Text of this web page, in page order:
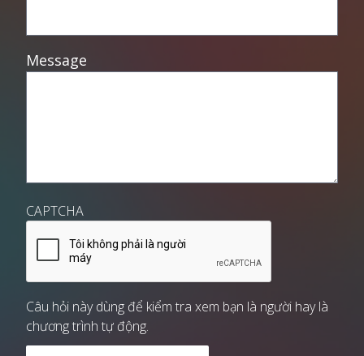
Message
CAPTCHA
Câu hỏi này dùng để kiểm tra xem bạn là người hay là
chương trình tự động.